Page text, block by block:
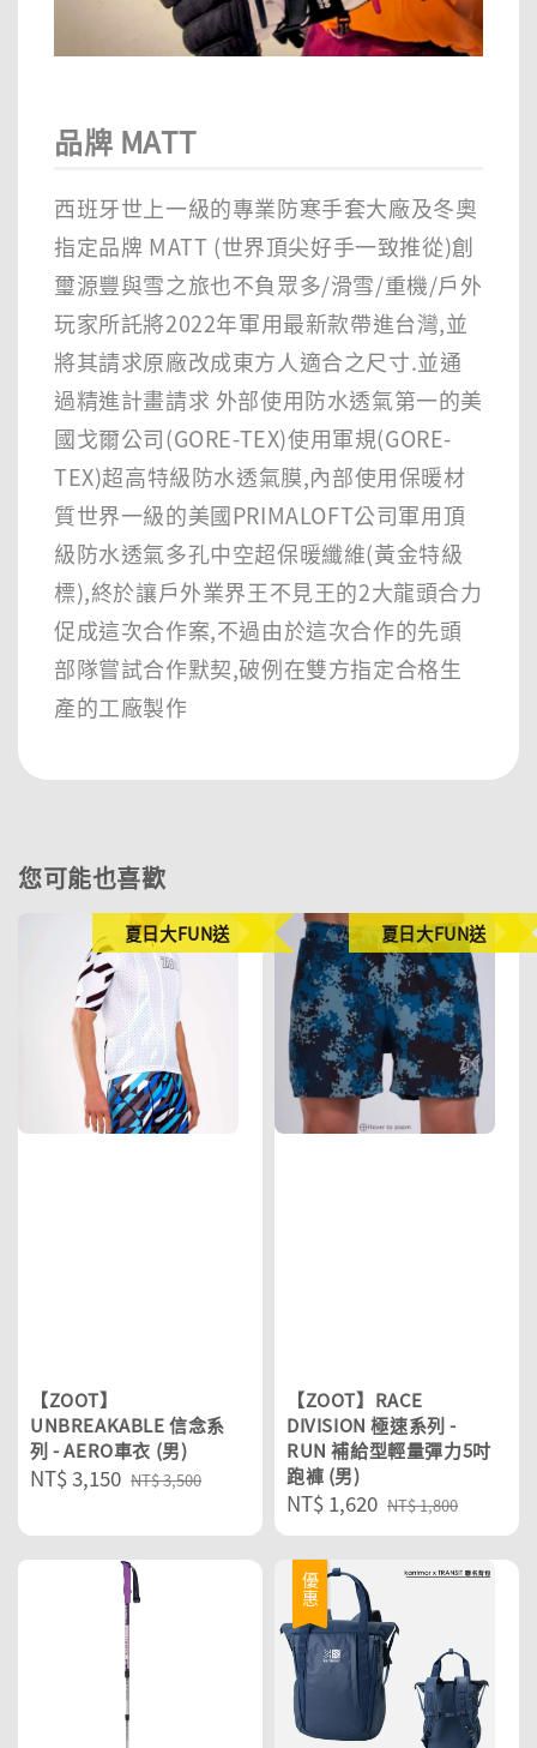
品牌 MATT
西班牙世上一級的專業防寒手套大廠及冬奧
指定品牌 MATT (世界頂尖好手一致推從)創
璽源豐與雪之旅也不負眾多/滑雪/重機/戶外
玩家所託將2022年軍用最新款帶進台灣,並
將其請求原廠改成東方人適合之尺寸.並通
過精進計畫請求 外部使用防水透氣第一的美
國戈爾公司(GORE-TEX)使用軍規(GORE-
TEX)超高特級防水透氣膜,內部使用保暖材
質世界一級的美國PRIMALOFT公司軍用頂
級防水透氣多孔中空超保暖纖維(黃金特級
標),終於讓戶外業界王不見王的2大龍頭合力
促成這次合作案,不過由於這次合作的先頭
部隊嘗試合作默契,破例在雙方指定合格生
產的工廠製作
您可能也喜歡
夏日大FUN送
【ZOOT】
UNBREAKABLE 信念系
列 - AERO車衣 (男)
Sale
NT$ 3,150 Regular
NT$ 3,500
夏日大FUN送
【ZOOT】RACE
DIVISION 極速系列 -
RUN 補給型輕量彈力5吋
跑褲 (男)
Sale
price
NT$ 1,620 Regular
price
NT$ 1,800
優惠